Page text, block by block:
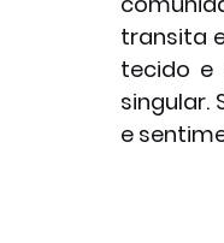
transita
tecido e
singular.
e